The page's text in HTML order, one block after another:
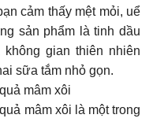
cảm thấy mệt mỏi, uể
sản phẩm là tinh dầu
gian thiên nhiên
sữa tắm nhỏ gọn.
mâm xôi
mâm xôi là một trong